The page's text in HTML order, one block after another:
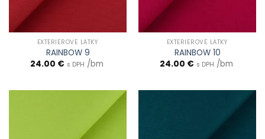
EXTERIÉROVÉ LÁTKY
RAINBOW 9
24.00 € s DPH /bm
EXTERIÉROVÉ LÁTKY
RAINBOW 10
24.00 € s DPH /bm